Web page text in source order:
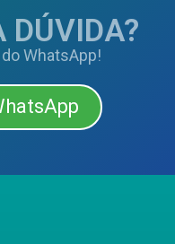
DÚVIDA?
WhatsApp!